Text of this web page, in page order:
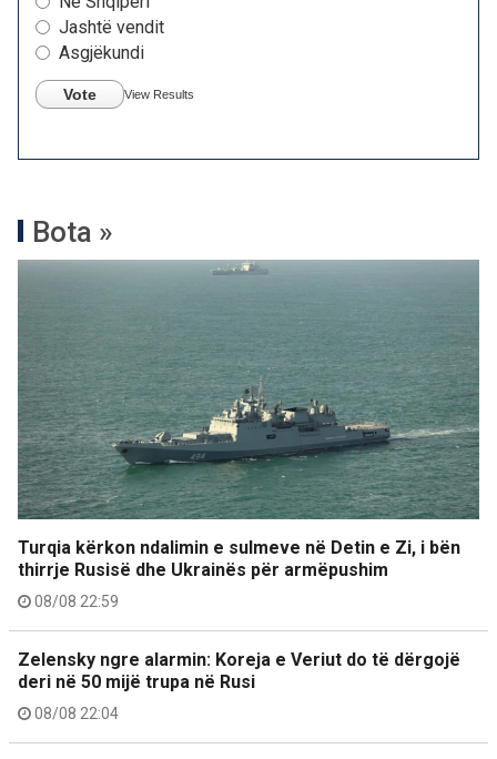
Jashtë vendit
Asgjëkundi
Vote View Results
Bota »
Turqia kërkon ndalimin e sulmeve në Detin e Zi, i bën
thirrje Rusisë dhe Ukrainës për armëpushim
08/08 22:59
Zelensky ngre alarmin: Koreja e Veriut do të dërgojë
deri në 50 mijë trupa në Rusi
08/08 22:04